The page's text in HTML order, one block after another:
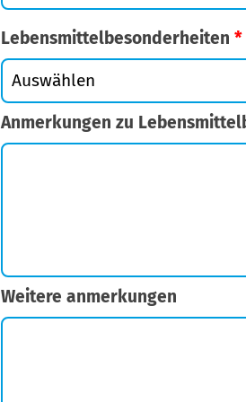
Lebensmittelbesonderheiten*
Anmerkungen zu
Weitere anmerkungen